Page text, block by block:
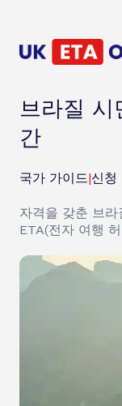
브라질 시
간
국가 가이드|신청
자격을 갖춘 브
ETA(전자 여행